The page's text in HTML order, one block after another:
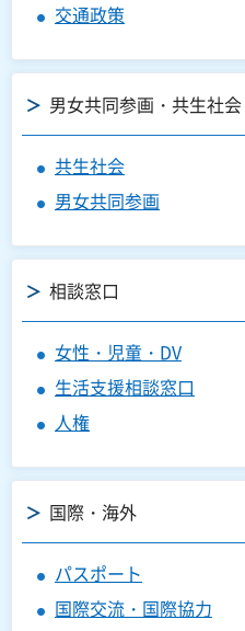
交通政策
男女共同参画・共生社会
共生社会
男女共同参画
相談窓口
女性・児童・DV
生活支援相談窓口
人権
国際・海外
パスポート
国際交流・国際協力